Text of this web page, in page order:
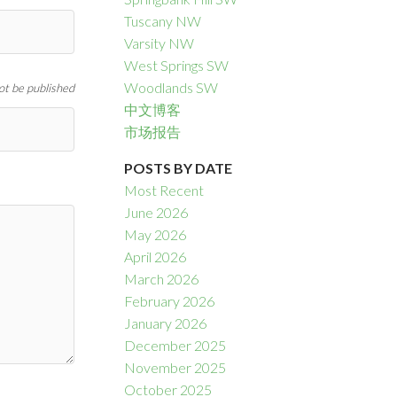
be published
Tuscany NW
Varsity NW
West Springs SW
Woodlands SW
中文博客
市场报告
POSTS BY DATE
Most Recent
June 2026
May 2026
April 2026
March 2026
February 2026
January 2026
December 2025
November 2025
October 2025